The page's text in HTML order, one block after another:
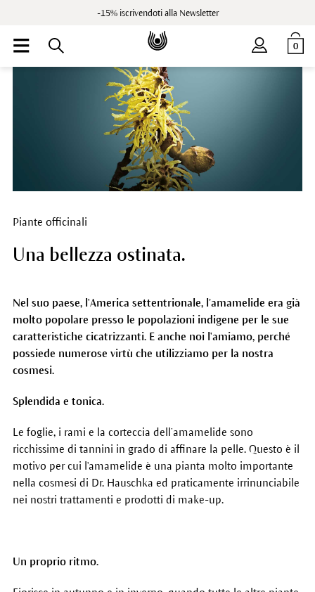
-15% iscrivendoti alla Newsletter
0
Piante officinali
Una bellezza ostinata.
Nel suo paese, l'America settentrionale, l’amamelide era già
molto popolare presso le popolazioni indigene per le sue
caratteristiche cicatrizzanti. E anche noi l'amiamo, perché
possiede numerose virtù che utilizziamo per la nostra
cosmesi.
Splendida e tonica.
Le foglie, i rami e la corteccia dell’amamelide sono
ricchissime di tannini in grado di affinare la pelle. Questo è il
motivo per cui l'amamelide è una pianta molto importante
nella cosmesi di Dr. Hauschka ed praticamente irrinunciabile
nei nostri trattamenti e prodotti di make-up.
Un proprio ritmo.